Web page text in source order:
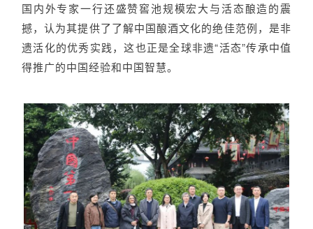
国内外专家一行还盛赞窖池规模宏大与活态酿造的震
撼，认为其提供了了解中国酿酒文化的绝佳范例，是非
遗活化的优秀实践，这也正是全球非遗“活态”传承中值
得推广的中国经验和中国智慧。